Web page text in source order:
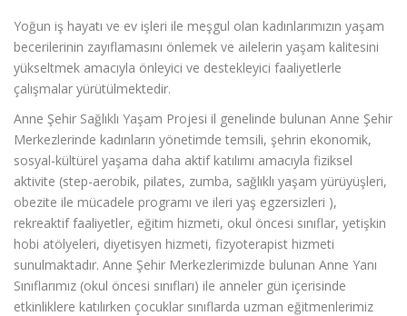
Yoğun iş hayatı ve ev işleri ile meşgul olan kadınlarımızın yaşam
becerilerinin zayıflamasını önlemek ve ailelerin yaşam kalitesini
yükseltmek amacıyla önleyici ve destekleyici faaliyetlerle
çalışmalar yürütülmektedir.
Anne Şehir Sağlıklı Yaşam Projesi il genelinde bulunan Anne Şehir
Merkezlerinde kadınların yönetimde temsili, şehrin ekonomik,
sosyal-kültürel yaşama daha aktif katılımı amacıyla fiziksel
aktivite (step-aerobik, pilates, zumba, sağlıklı yaşam yürüyüşleri,
obezite ile mücadele programı ve ileri yaş egzersizleri ),
rekreaktif faaliyetler, eğitim hizmeti, okul öncesi sınıflar, yetişkin
hobi atölyeleri, diyetisyen hizmeti, fizyoterapist hizmeti
sunulmaktadır. Anne Şehir Merkezlerimizde bulunan Anne Yanı
Sınıflarımız (okul öncesi sınıfları) ile anneler gün içerisinde
etkinliklere katılırken çocuklar sınıflarda uzman eğitmenlerimiz